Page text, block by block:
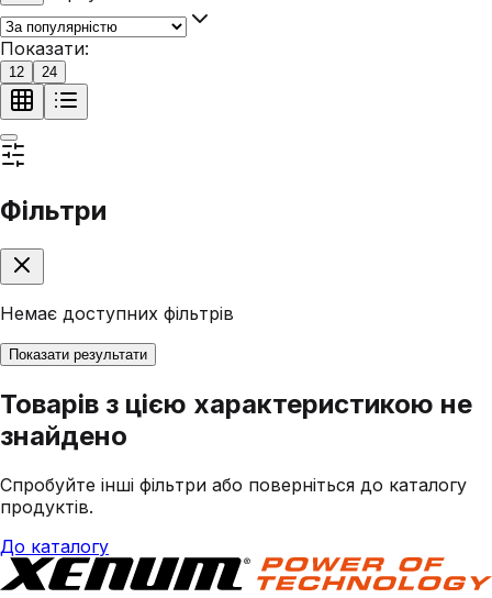
Показати:
12 24
Фільтри
Немає доступних фільтрів
Показати результати
Товарів з цією характеристикою не
знайдено
Спробуйте інші фільтри або поверніться до каталогу
продуктів.
До каталогу